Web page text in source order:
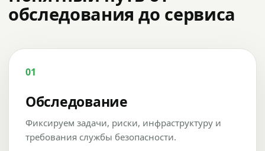
обследования до сервиса
01
Обследование
Фиксируем задачи, риски, инфраструктуру и
требования службы безопасности.